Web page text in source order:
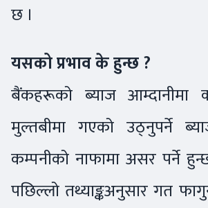
छ ।
यसको प्रभाव के हुन्छ ?
बैंकहरूको ब्याज
मुल्तबीमा गएको उठ्नुपर्ने
कम्पनीको नाफामा असर पर्ने
पछिल्लो तथ्याङ्कअनुसार गत